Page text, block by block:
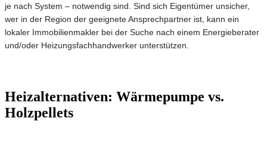
je nach System – notwendig sind. Sind sich Eigentümer unsicher,
wer in der Region der geeignete Ansprechpartner ist, kann ein
lokaler Immobilienmakler bei der Suche nach einem Energieberater
und/oder Heizungsfachhandwerker unterstützen.
Heizalternativen: Wärmepumpe vs.
Holzpellets